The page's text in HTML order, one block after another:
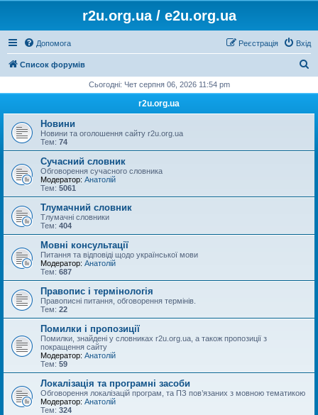
r2u.org.ua / e2u.org.ua
Допомога Вхід
Реєстрація
Список форумів
у
Сьогодні: Чет серпня 06, 2026 11:54 pm
r2u.org.ua
Новини
Новини та оголошення сайту r2u.org.ua
Тем: 74
Сучасний словник
Обговорення сучасного словника
Модератор: Анатолій
Тем: 5061
Тлумачний словник
Тлумачні словники
Тем: 404
Мовні консультації
Питання та відповіді щодо української мови
Модератор: Анатолій
Тем: 687
Правопис і термінологія
Правописні питання, обговорення термінів.
Тем: 22
Помилки і пропозиції
Помилки, знайдені у словниках r2u.org.ua, а також пропозиції з
покращення сайту
Модератор: Анатолій
Тем: 59
Локалізація та програмні засоби
Обговорення локалізацій програм, та ПЗ пов’язаних з мовною тематикою
Модератор: Анатолій
Тем: 324